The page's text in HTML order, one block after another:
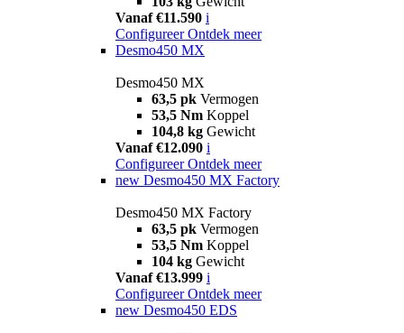
Vanaf €11.590 i
Configureer Ontdek meer
Desmo450 MX
Desmo450 MX
63,5 pk Vermogen
53,5 Nm Koppel
104,8 kg Gewicht
Vanaf €12.090 i
Configureer Ontdek meer
new Desmo450 MX Factory
Desmo450 MX Factory
63,5 pk Vermogen
53,5 Nm Koppel
104 kg Gewicht
Vanaf €13.999 i
Configureer Ontdek meer
new Desmo450 EDS